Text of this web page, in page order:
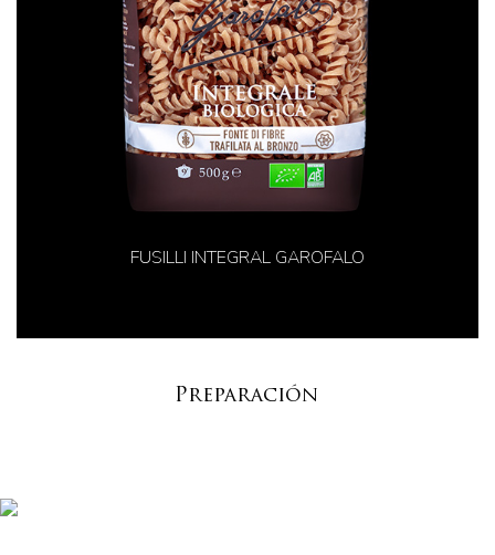
FUSILLI INTEGRAL GAROFALO
Preparación